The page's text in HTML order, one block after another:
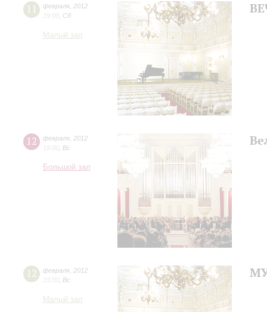
11 февраля 2012
19:00 Сб
Малый зал
12 февраля 2012
19:00 Вс
Большой зал
12 февраля 2012
15:00 Вс
Малый зал